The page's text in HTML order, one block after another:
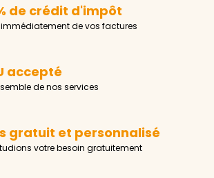
de crédit d'impôt
de vos factures
accepté
de nos services
gratuit et personnalisé
votre besoin gratuitement